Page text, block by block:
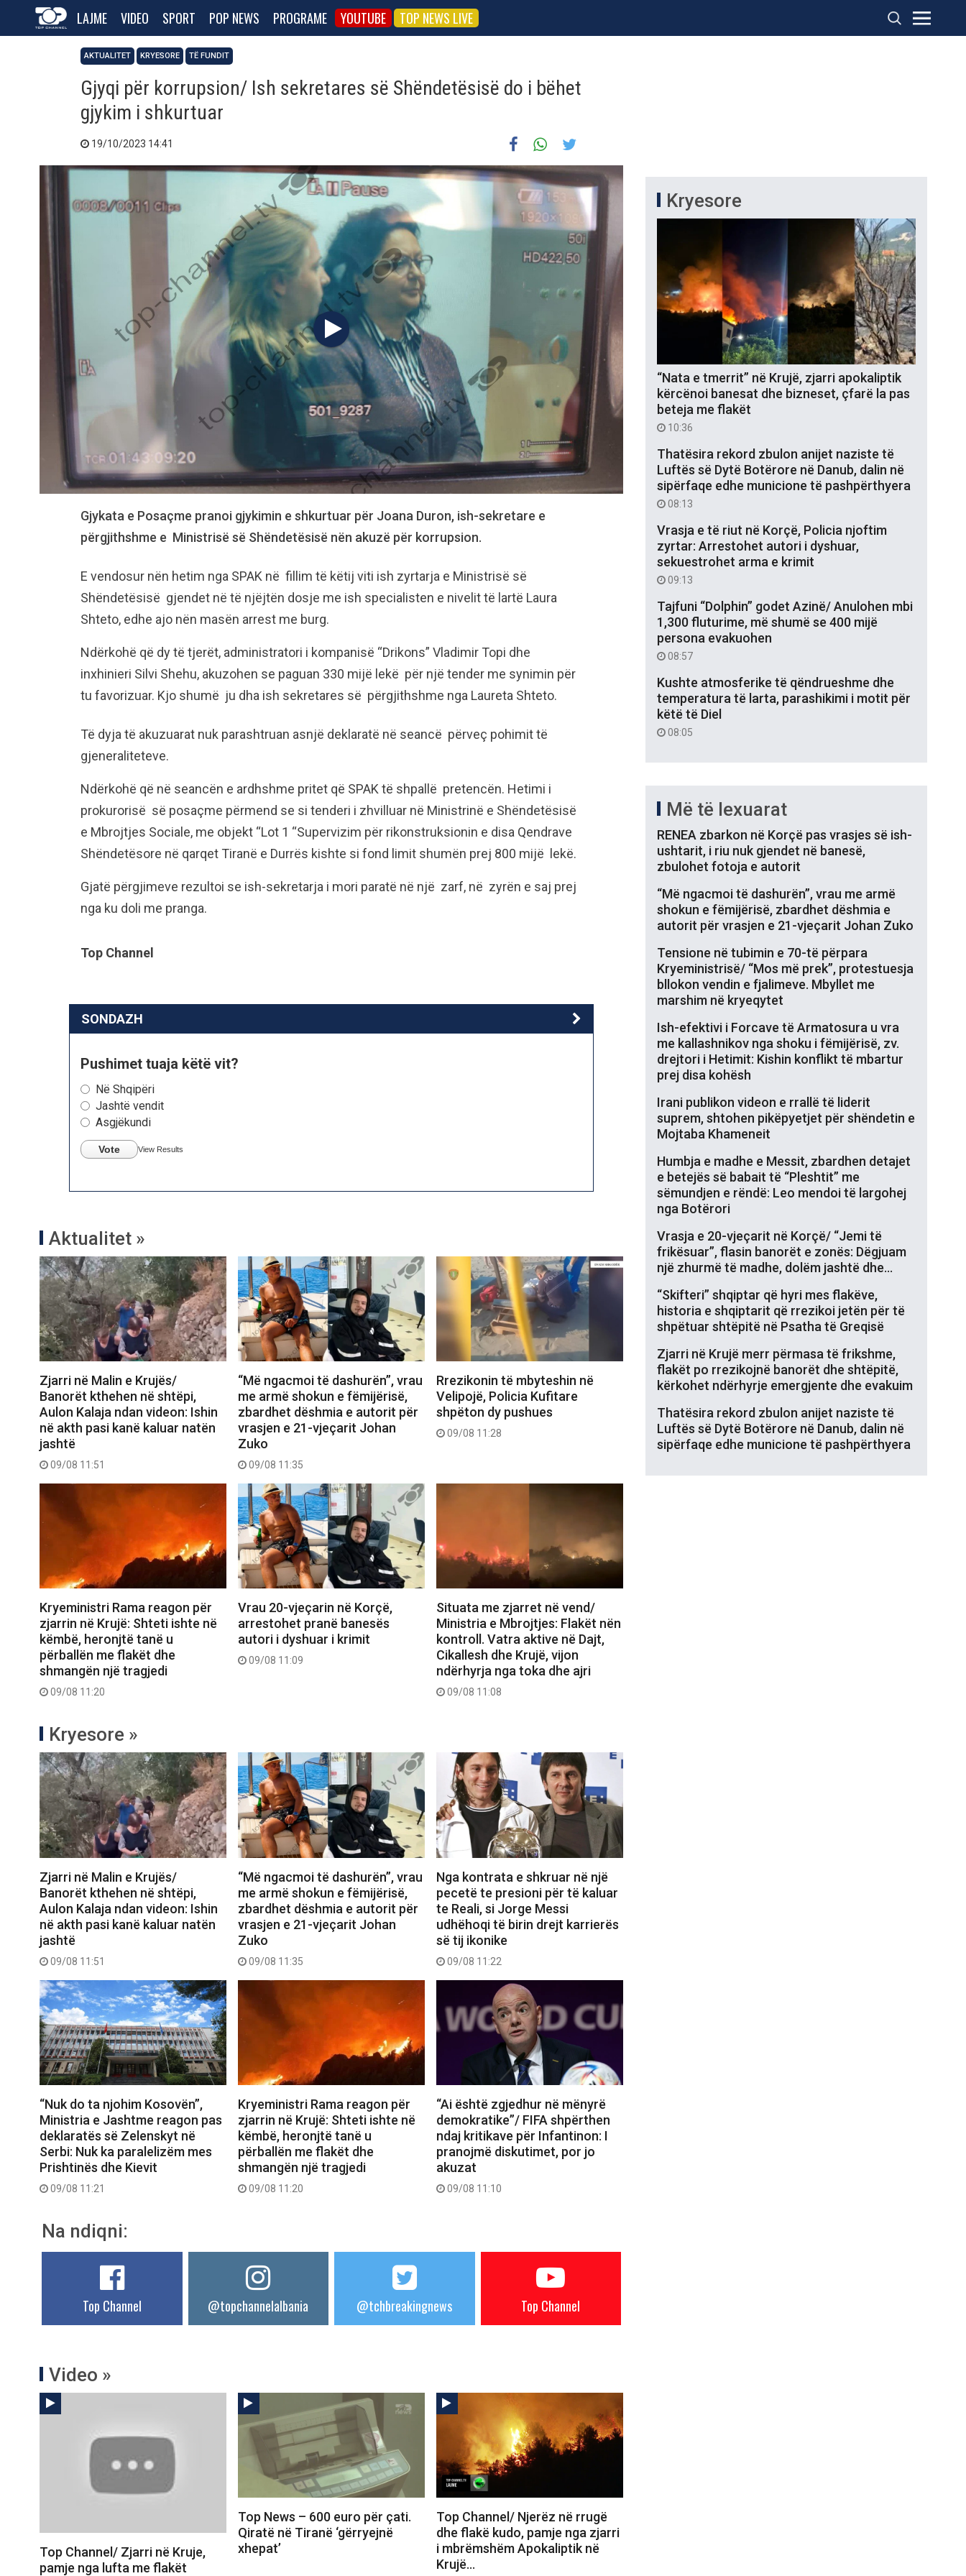
LAJME VIDEO SPORT POP NEWS PROGRAME YOUTUBE TOP NEWS LIVE
AKTUALITET KRYESORE TË FUNDIT
Gjyqi për korrupsion/ Ish sekretares së Shëndetësisë do i bëhet
gjykim i shkurtuar
19/10/2023 14:41
Gjykata e Posaçme pranoi gjykimin e shkurtuar për Joana Duron, ish-sekretare e
përgjithshme e Ministrisë së Shëndetësisë nën akuzë për korrupsion.
E vendosur nën hetim nga SPAK në fillim të këtij viti ish zyrtarja e Ministrisë së
Shëndetësisë gjendet në të njëjtën dosje me ish specialisten e nivelit të lartë Laura
Shteto, edhe ajo nën masën arrest me burg.
Ndërkohë që dy të tjerët, administratori i kompanisë “Drikons” Vladimir Topi dhe
inxhinieri Silvi Shehu, akuzohen se paguan 330 mijë lekë për një tender me synimin për
tu favorizuar. Kjo shumë ju dha ish sekretares së përgjithshme nga Laureta Shteto.
Të dyja të akuzuarat nuk parashtruan asnjë deklaratë në seancë përveç pohimit të
gjeneraliteteve.
Ndërkohë që në seancën e ardhshme pritet që SPAK të shpallë pretencën. Hetimi i
prokurorisë së posaçme përmend se si tenderi i zhvilluar në Ministrinë e Shëndetësisë
e Mbrojtjes Sociale, me objekt “Lot 1 “Supervizim për rikonstruksionin e disa Qendrave
Shëndetësore në qarqet Tiranë e Durrës kishte si fond limit shumën prej 800 mijë lekë.
Gjatë përgjimeve rezultoi se ish-sekretarja i mori paratë në një zarf, në zyrën e saj prej
nga ku doli me pranga.
Top Channel
SONDAZH
Pushimet tuaja këtë vit?
Në Shqipëri
Jashtë vendit
Asgjëkundi
Vote View Results
Aktualitet »
Zjarri në Malin e Krujës/
Banorët kthehen në shtëpi,
Aulon Kalaja ndan videon: Ishin
në akth pasi kanë kaluar natën
jashtë
09/08 11:51
“Më ngacmoi të dashurën”, vrau
me armë shokun e fëmijërisë,
zbardhet dëshmia e autorit për
vrasjen e 21-vjeçarit Johan
Zuko
09/08 11:35
Rrezikonin të mbyteshin në
Velipojë, Policia Kufitare
shpëton dy pushues
09/08 11:28
Kryeministri Rama reagon për
zjarrin në Krujë: Shteti ishte në
këmbë, heronjtë tanë u
përballën me flakët dhe
shmangën një tragjedi
09/08 11:20
Vrau 20-vjeçarin në Korçë,
arrestohet pranë banesës
autori i dyshuar i krimit
09/08 11:09
Situata me zjarret në vend/
Ministria e Mbrojtjes: Flakët nën
kontroll. Vatra aktive në Dajt,
Cikallesh dhe Krujë, vijon
ndërhyrja nga toka dhe ajri
09/08 11:08
Kryesore »
Zjarri në Malin e Krujës/
Banorët kthehen në shtëpi,
Aulon Kalaja ndan videon: Ishin
në akth pasi kanë kaluar natën
jashtë
09/08 11:51
“Më ngacmoi të dashurën”, vrau
me armë shokun e fëmijërisë,
zbardhet dëshmia e autorit për
vrasjen e 21-vjeçarit Johan
Zuko
09/08 11:35
Nga kontrata e shkruar në një
pecetë te presioni për të kaluar
te Reali, si Jorge Messi
udhëhoqi të birin drejt karrierës
së tij ikonike
09/08 11:22
“Nuk do ta njohim Kosovën”,
Ministria e Jashtme reagon pas
deklaratës së Zelenskyt në
Serbi: Nuk ka paralelizëm mes
Prishtinës dhe Kievit
09/08 11:21
Kryeministri Rama reagon për
zjarrin në Krujë: Shteti ishte në
këmbë, heronjtë tanë u
përballën me flakët dhe
shmangën një tragjedi
09/08 11:20
“Ai është zgjedhur në mënyrë
demokratike”/ FIFA shpërthen
ndaj kritikave për Infantinon: I
pranojmë diskutimet, por jo
akuzat
09/08 11:10
Na ndiqni:
Top Channel @topchannelalbania @tchbreakingnews Top Channel
Video »
Top Channel/ Zjarri në Kruje,
pamje nga lufta me flakët
Top News – 600 euro për çati.
Qiratë në Tiranë ‘gërryejnë
xhepat’
Top Channel/ Njerëz në rrugë
dhe flakë kudo, pamje nga zjarri
i mbrëmshëm Apokaliptik në
Krujë…
Kryesore
“Nata e tmerrit” në Krujë, zjarri apokaliptik
kërcënoi banesat dhe bizneset, çfarë la pas
beteja me flakët
10:36
Thatësira rekord zbulon anijet naziste të
Luftës së Dytë Botërore në Danub, dalin në
sipërfaqe edhe municione të pashpërthyera
08:13
Vrasja e të riut në Korçë, Policia njoftim
zyrtar: Arrestohet autori i dyshuar,
sekuestrohet arma e krimit
09:13
Tajfuni “Dolphin” godet Azinë/ Anulohen mbi
1,300 fluturime, më shumë se 400 mijë
persona evakuohen
08:57
Kushte atmosferike të qëndrueshme dhe
temperatura të larta, parashikimi i motit për
këtë të Diel
08:05
Më të lexuarat
RENEA zbarkon në Korçë pas vrasjes së ish-
ushtarit, i riu nuk gjendet në banesë,
zbulohet fotoja e autorit
“Më ngacmoi të dashurën”, vrau me armë
shokun e fëmijërisë, zbardhet dëshmia e
autorit për vrasjen e 21-vjeçarit Johan Zuko
Tensione në tubimin e 70-të përpara
Kryeministrisë/ “Mos më prek”, protestuesja
bllokon vendin e fjalimeve. Mbyllet me
marshim në kryeqytet
Ish-efektivi i Forcave të Armatosura u vra
me kallashnikov nga shoku i fëmijërisë, zv.
drejtori i Hetimit: Kishin konflikt të mbartur
prej disa kohësh
Irani publikon videon e rrallë të liderit
suprem, shtohen pikëpyetjet për shëndetin e
Mojtaba Khameneit
Humbja e madhe e Messit, zbardhen detajet
e betejës së babait të “Pleshtit” me
sëmundjen e rëndë: Leo mendoi të largohej
nga Botërori
Vrasja e 20-vjeçarit në Korçë/ “Jemi të
frikësuar”, flasin banorët e zonës: Dëgjuam
një zhurmë të madhe, dolëm jashtë dhe…
“Skifteri” shqiptar që hyri mes flakëve,
historia e shqiptarit që rrezikoi jetën për të
shpëtuar shtëpitë në Psatha të Greqisë
Zjarri në Krujë merr përmasa të frikshme,
flakët po rrezikojnë banorët dhe shtëpitë,
kërkohet ndërhyrje emergjente dhe evakuim
Thatësira rekord zbulon anijet naziste të
Luftës së Dytë Botërore në Danub, dalin në
sipërfaqe edhe municione të pashpërthyera